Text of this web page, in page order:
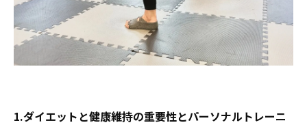
1.ダイエットと健康維持の重要性とパーソナルトレーニ